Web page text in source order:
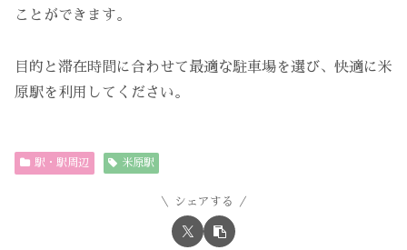
ことができます。
目的と滞在時間に合わせて最適な駐車場を選び、快適に米
原駅を利用してください。
駅・駅周辺 米原駅
シェアする